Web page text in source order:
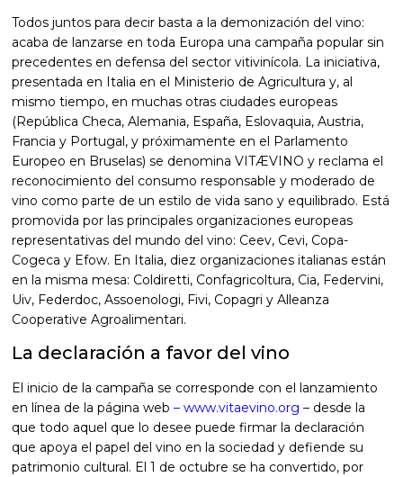
Todos juntos para decir basta a la demonización del vino:
acaba de lanzarse en toda Europa una campaña popular sin
precedentes en defensa del sector vitivinícola. La iniciativa,
presentada en Italia en el Ministerio de Agricultura y, al
mismo tiempo, en muchas otras ciudades europeas
(República Checa, Alemania, España, Eslovaquia, Austria,
Francia y Portugal, y próximamente en el Parlamento
Europeo en Bruselas) se denomina VITÆVINO y reclama el
reconocimiento del consumo responsable y moderado de
vino como parte de un estilo de vida sano y equilibrado. Está
promovida por las principales organizaciones europeas
representativas del mundo del vino: Ceev, Cevi, Copa-
Cogeca y Efow. En Italia, diez organizaciones italianas están
en la misma mesa: Coldiretti, Confagricoltura, Cia, Federvini,
Uiv, Federdoc, Assoenologi, Fivi, Copagri y Alleanza
Cooperative Agroalimentari.
La declaración a favor del vino
El inicio de la campaña se corresponde con el lanzamiento
en línea de la página web – www.vitaevino.org – desde la
que todo aquel que lo desee puede firmar la declaración
que apoya el papel del vino en la sociedad y defiende su
patrimonio cultural. El 1 de octubre se ha convertido, por